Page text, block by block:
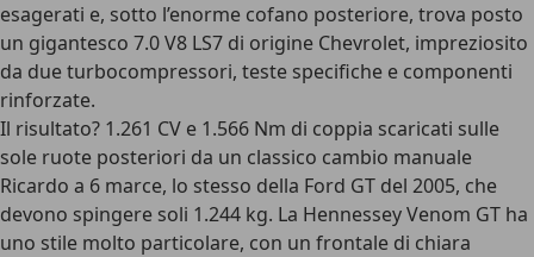
esagerati e, sotto l’enorme cofano posteriore, trova posto
un gigantesco 7.0 V8 LS7 di origine Chevrolet, impreziosito
da due turbocompressori, teste specifiche e componenti
rinforzate.
Il risultato? 1.261 CV e 1.566 Nm di coppia scaricati sulle
sole ruote posteriori da un classico cambio manuale
Ricardo a 6 marce, lo stesso della Ford GT del 2005, che
devono spingere soli 1.244 kg. La Hennessey Venom GT ha
uno stile molto particolare, con un frontale di chiara